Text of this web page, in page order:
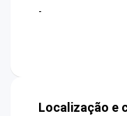
-
Localização e